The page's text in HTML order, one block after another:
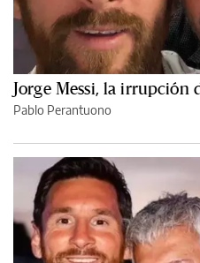
Jorge Messi, la irrupción
Pablo Perantuono